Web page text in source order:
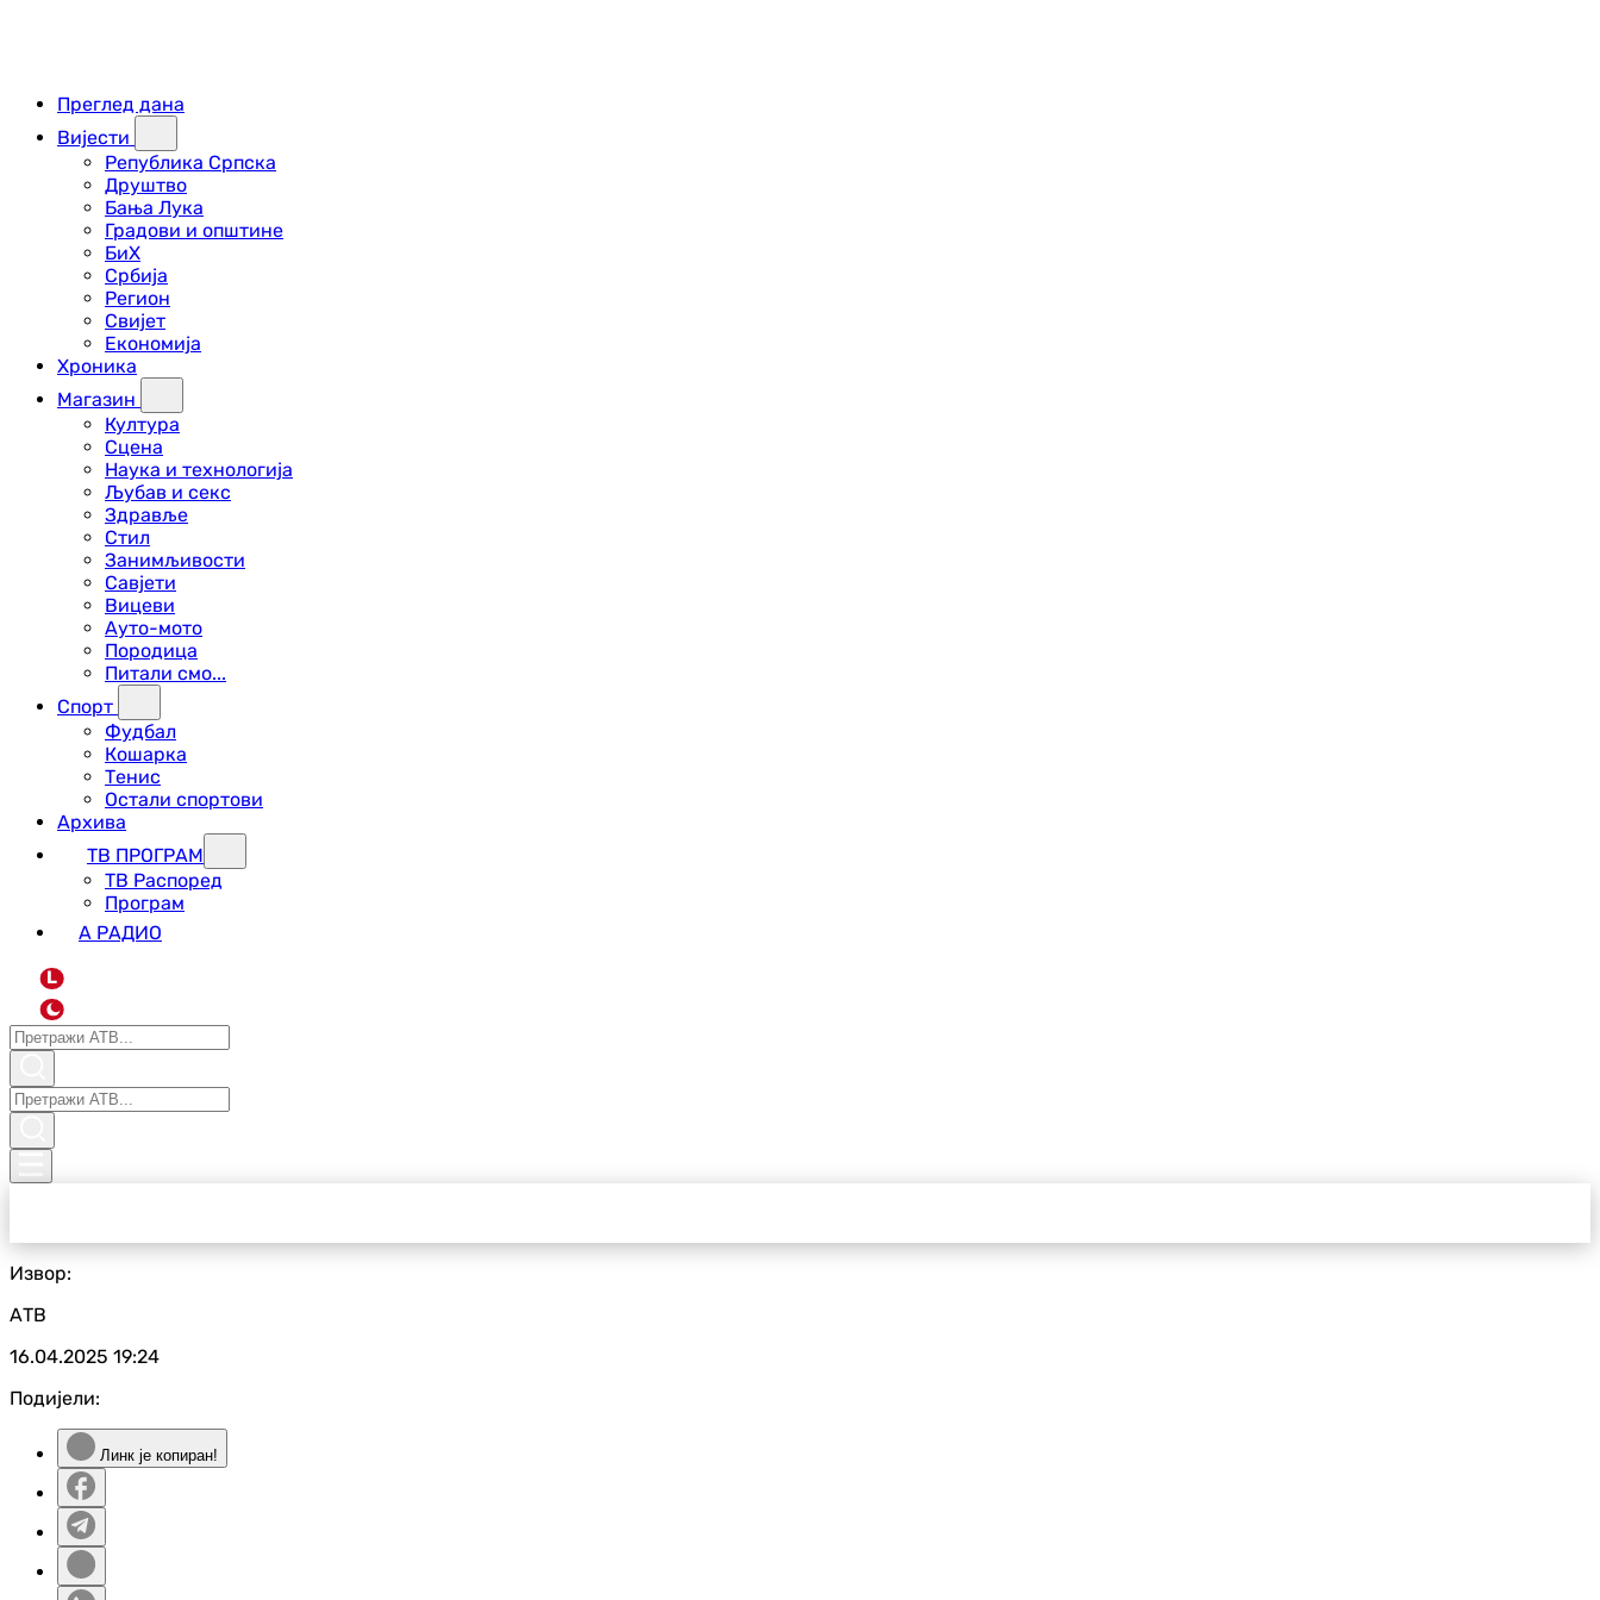
Преглед дана
Вијести
Република Српска
Друштво
Бања Лука
Градови и општине
БиХ
Србија
Регион
Свијет
Економија
Хроника
Магазин
Култура
Сцена
Наука и технологија
Љубав и секс
Здравље
Стил
Занимљивости
Савјети
Вицеви
Ауто-мото
Породица
Питали смо...
Спорт
Фудбал
Кошарка
Тенис
Остали спортови
Архива
ТВ ПРОГРАМ
ТВ Распоред
Програм
А РАДИО
L
Извор:
АТВ
16.04.2025 19:24
Подијели:
Линк је копиран!